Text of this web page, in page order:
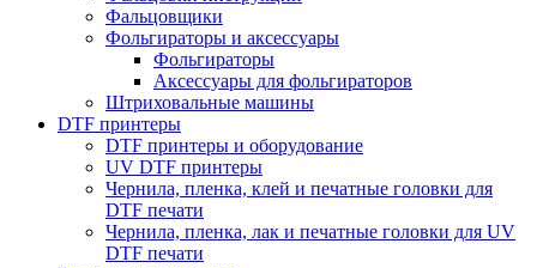
Фальцовщики
Фольгираторы и аксессуары
Фольгираторы
Аксессуары для фольгираторов
Штриховальные машины
DTF принтеры
DTF принтеры и оборудование
UV DTF принтеры
Чернила, пленка, клей и печатные головки для
DTF печати
Чернила, пленка, лак и печатные головки для UV
DTF печати